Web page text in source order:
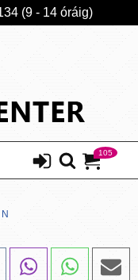
(9 - 14 óráig)
105